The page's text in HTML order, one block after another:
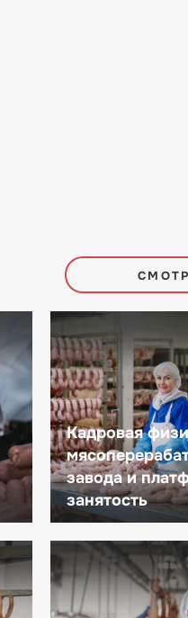
Кадровая
завода и
занятость